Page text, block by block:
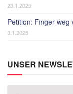
23.1.2025
Petition: Finger
3.1.2025
UNSER